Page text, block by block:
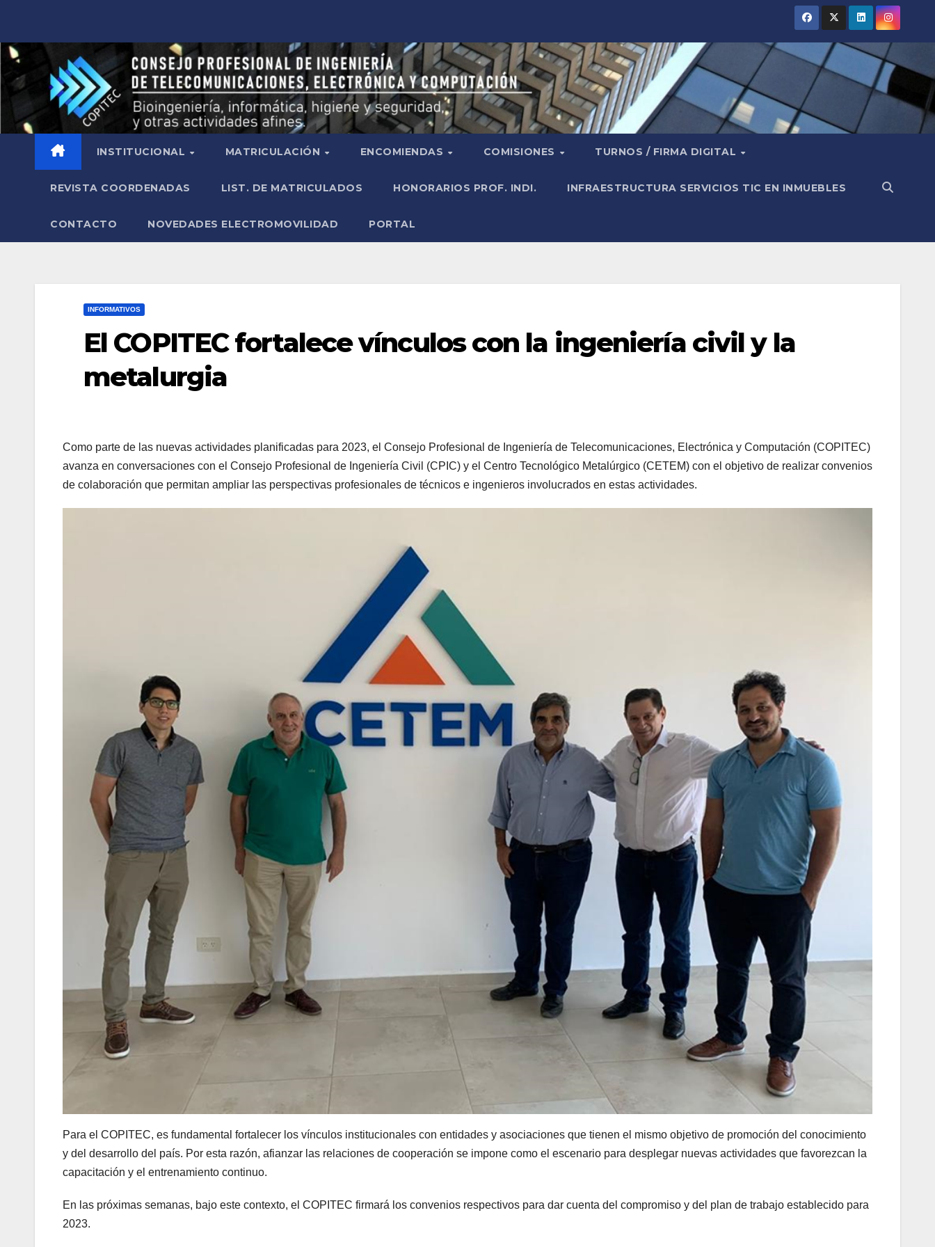
INSTITUCIONAL MATRICULACIÓN ENCOMIENDAS COMISIONES TURNOS / FIRMA DIGITAL
REVISTA COORDENADAS LIST. DE MATRICULADOS HONORARIOS PROF. INDI. INFRAESTRUCTURA SERVICIOS TIC EN INMUEBLES
CONTACTO NOVEDADES ELECTROMOVILIDAD PORTAL
INFORMATIVOS
El COPITEC fortalece vínculos con la ingeniería civil y la
metalurgia
Como parte de las nuevas actividades planificadas para 2023, el Consejo Profesional de Ingeniería de Telecomunicaciones, Electrónica y Computación (COPITEC)
avanza en conversaciones con el Consejo Profesional de Ingeniería Civil (CPIC) y el Centro Tecnológico Metalúrgico (CETEM) con el objetivo de realizar convenios
de colaboración que permitan ampliar las perspectivas profesionales de técnicos e ingenieros involucrados en estas actividades.
Para el COPITEC, es fundamental fortalecer los vínculos institucionales con entidades y asociaciones que tienen el mismo objetivo de promoción del conocimiento
y del desarrollo del país. Por esta razón, afianzar las relaciones de cooperación se impone como el escenario para desplegar nuevas actividades que favorezcan la
capacitación y el entrenamiento continuo.
En las próximas semanas, bajo este contexto, el COPITEC firmará los convenios respectivos para dar cuenta del compromiso y del plan de trabajo establecido para
2023.